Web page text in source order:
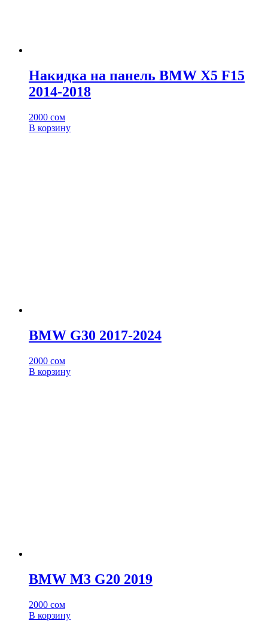
Накидка на панель BMW X5 F15
2014-2018
2000 сом
В корзину
BMW G30 2017-2024
2000 сом
В корзину
BMW M3 G20 2019
2000 сом
В корзину